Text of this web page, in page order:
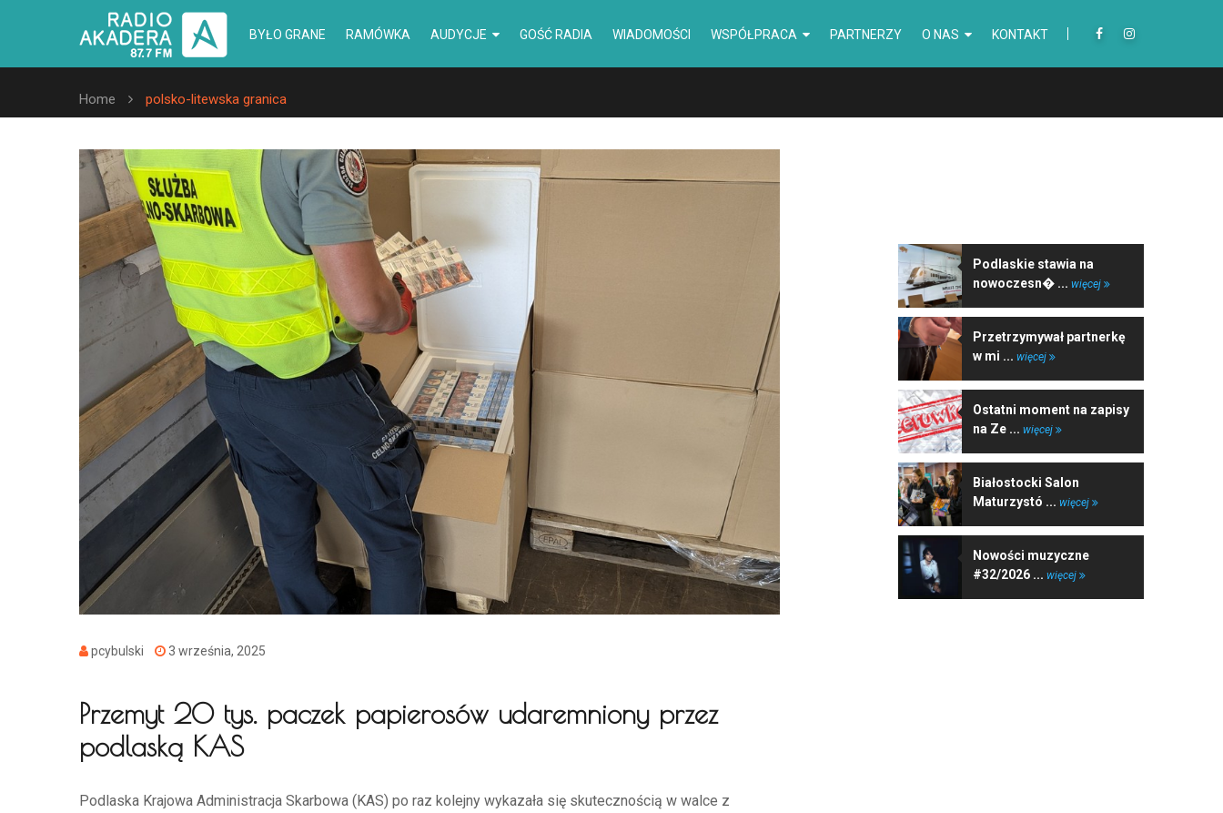
BYŁO GRANE RAMÓWKA AUDYCJE GOŚĆ RADIA WIADOMOŚCI WSPÓŁPRACA PARTNERZY O NAS KONTAKT
Home polsko-litewska granica
pcybulski 3 września, 2025
Przemyt 20 tys. paczek papierosów udaremniony przez
podlaską KAS
Podlaska Krajowa Administracja Skarbowa (KAS) po raz kolejny wykazała się skutecznością w walce z
Podlaskie stawia na
nowoczesn� ... więcej
Przetrzymywał partnerkę
w mi ... więcej
Ostatni moment na zapisy
na Ze ... więcej
Białostocki Salon
Maturzystó ... więcej
Nowości muzyczne
#32/2026 ... więcej